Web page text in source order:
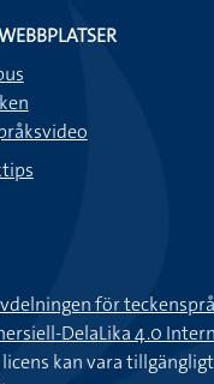
för
DelaLika 4.0
kan vara